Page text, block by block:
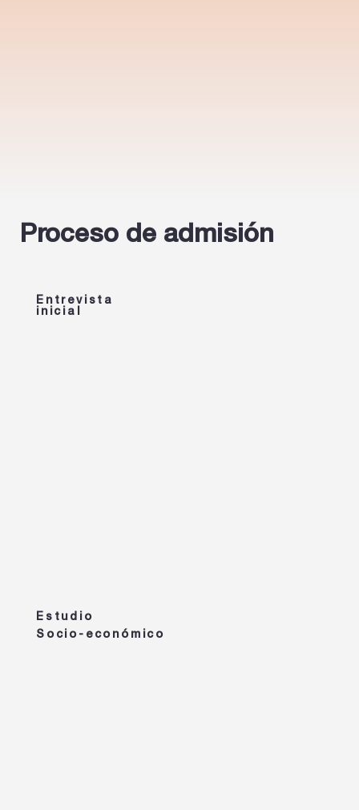
Proceso de admisión
Entrevista
inicial
Estudio
Socio-económico